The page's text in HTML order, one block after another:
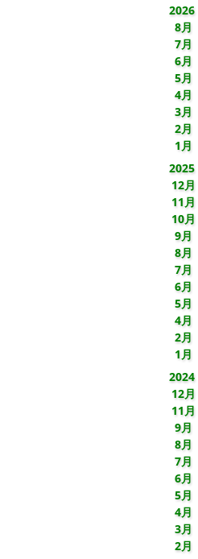
2026
8月
7月
6月
5月
4月
3月
2月
1月
2025
12月
11月
10月
9月
8月
7月
6月
5月
4月
2月
1月
2024
12月
11月
9月
8月
7月
6月
5月
4月
3月
2月